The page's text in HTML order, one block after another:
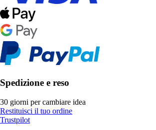
Spedizione e reso
30 giorni per cambiare idea
Restituisci il tuo ordine
Trustpilot